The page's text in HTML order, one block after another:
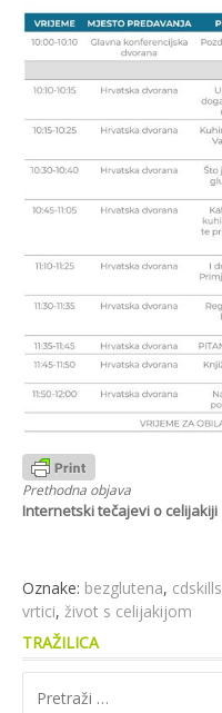
Nastavi
čitanjem
Prethodna objava
Internetski tečajevi o celijakiji
Oznake: bezglutena, cdskills
vrtici, život s celijakijom
TRAŽILICA